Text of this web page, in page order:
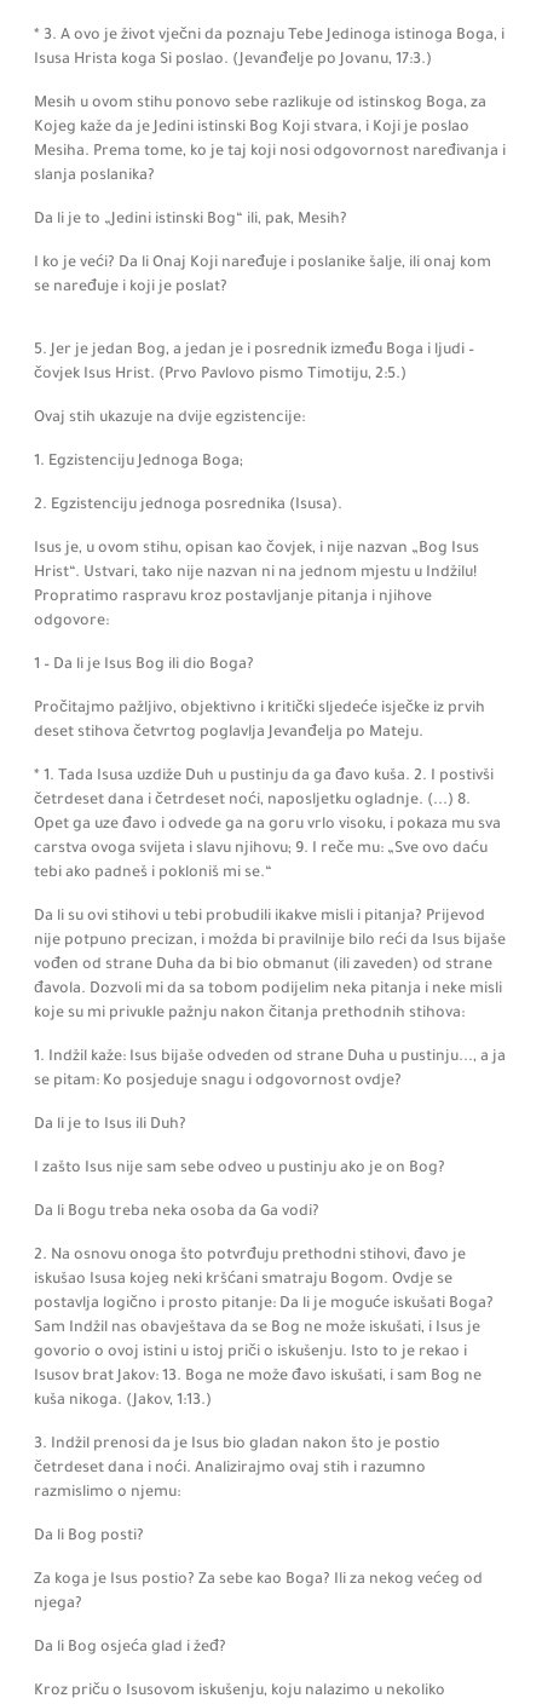
* 3. A ovo je život vječni da poznaju Tebe Jedinoga istinoga Boga, i
Isusa Hrista koga Si poslao. (Jevanđelje po Jovanu, 17:3.)
Mesih u ovom stihu ponovo sebe razlikuje od istinskog Boga, za
Kojeg kaže da je Jedini istinski Bog Koji stvara, i Koji je poslao
Mesiha. Prema tome, ko je taj koji nosi odgovornost naređivanja i
slanja poslanika?
Da li je to „Jedini istinski Bog“ ili, pak, Mesih?
I ko je veći? Da li Onaj Koji naređuje i poslanike šalje, ili onaj kom
se naređuje i koji je poslat?
5. Jer je jedan Bog, a jedan je i posrednik između Boga i ljudi –
čovjek Isus Hrist. (Prvo Pavlovo pismo Timotiju, 2:5.)
Ovaj stih ukazuje na dvije egzistencije:
1. Egzistenciju Jednoga Boga;
2. Egzistenciju jednoga posrednika (Isusa).
Isus je, u ovom stihu, opisan kao čovjek, i nije nazvan „Bog Isus
Hrist“. Ustvari, tako nije nazvan ni na jednom mjestu u Indžilu!
Propratimo raspravu kroz postavljanje pitanja i njihove
odgovore:
1 – Da li je Isus Bog ili dio Boga?
Pročitajmo pažljivo, objektivno i kritički sljedeće isječke iz prvih
deset stihova četvrtog poglavlja Jevanđelja po Mateju.
* 1. Tada Isusa uzdiže Duh u pustinju da ga đavo kuša. 2. I postivši
četrdeset dana i četrdeset noći, naposljetku ogladnje. (...) 8.
Opet ga uze đavo i odvede ga na goru vrlo visoku, i pokaza mu sva
carstva ovoga svijeta i slavu njihovu; 9. I reče mu: „Sve ovo daću
tebi ako padneš i pokloniš mi se.“
Da li su ovi stihovi u tebi probudili ikakve misli i pitanja? Prijevod
nije potpuno precizan, i možda bi pravilnije bilo reći da Isus bijaše
vođen od strane Duha da bi bio obmanut (ili zaveden) od strane
đavola. Dozvoli mi da sa tobom podijelim neka pitanja i neke misli
koje su mi privukle pažnju nakon čitanja prethodnih stihova:
1. Indžil kaže: Isus bijaše odveden od strane Duha u pustinju..., a ja
se pitam: Ko posjeduje snagu i odgovornost ovdje?
Da li je to Isus ili Duh?
I zašto Isus nije sam sebe odveo u pustinju ako je on Bog?
Da li Bogu treba neka osoba da Ga vodi?
2. Na osnovu onoga što potvrđuju prethodni stihovi, đavo je
iskušao Isusa kojeg neki kršćani smatraju Bogom. Ovdje se
postavlja logično i prosto pitanje: Da li je moguće iskušati Boga?
Sam Indžil nas obavještava da se Bog ne može iskušati, i Isus je
govorio o ovoj istini u istoj priči o iskušenju. Isto to je rekao i
Isusov brat Jakov: 13. Boga ne može đavo iskušati, i sam Bog ne
kuša nikoga. (Jakov, 1:13.)
3. Indžil prenosi da je Isus bio gladan nakon što je postio
četrdeset dana i noći. Analizirajmo ovaj stih i razumno
razmislimo o njemu:
Da li Bog posti?
Za koga je Isus postio? Za sebe kao Boga? Ili za nekog većeg od
njega?
Da li Bog osjeća glad i žeđ?
Kroz priču o Isusovom iskušenju, koju nalazimo u nekoliko